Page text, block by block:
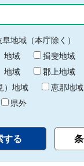
阜地域（本庁除く）
地域
揖斐地域
地域
郡上地域
）地域
恵那地域
県外